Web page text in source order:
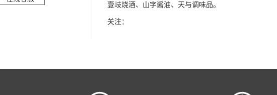
壹岐烧酒、山字酱油、天与调味品。
关注：